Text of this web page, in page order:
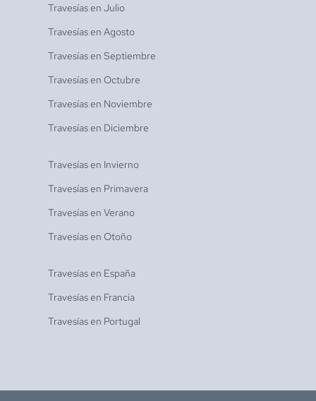
Travesías en Julio
Travesías en Agosto
Travesías en Septiembre
Travesías en Octubre
Travesías en Noviembre
Travesías en Diciembre
Travesías en Invierno
Travesías en Primavera
Travesías en Verano
Travesías en Otoño
Travesías en España
Travesías en Francia
Travesías en Portugal